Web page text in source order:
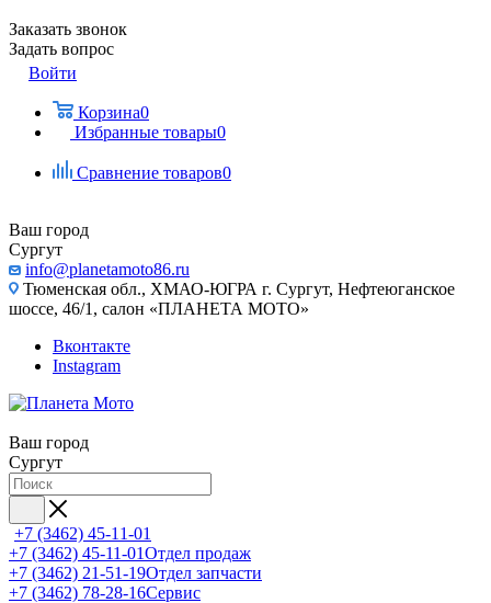
Заказать звонок
Задать вопрос
Войти
Корзина0
Избранные товары0
Сравнение товаров0
Ваш город
Сургут
info@planetamoto86.ru
Тюменская обл., ХМАО-ЮГРА г. Сургут, Нефтеюганское
шоссе, 46/1, салон «ПЛАНЕТА МОТО»
Вконтакте
Instagram
Ваш город
Сургут
+7 (3462) 45-11-01
+7 (3462) 45-11-01Отдел продаж
+7 (3462) 21-51-19Отдел запчасти
+7 (3462) 78-28-16Сервис